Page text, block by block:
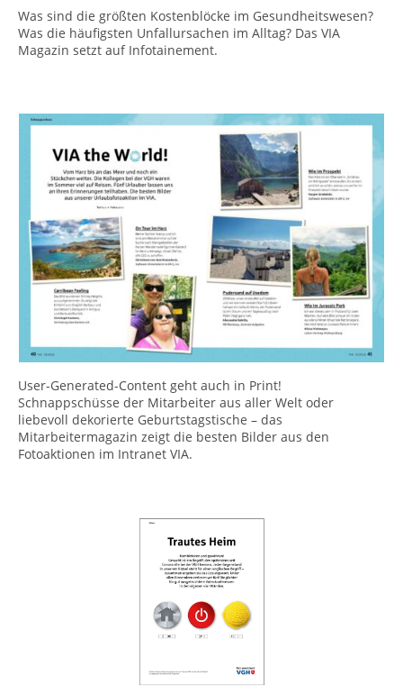
Was sind die größten Kostenblöcke im Gesundheitswesen?
Was die häufigsten Unfallursachen im Alltag? Das VIA
Magazin setzt auf Infotainement.
User-Generated-Content geht auch in Print!
Schnappschüsse der Mitarbeiter aus aller Welt oder
liebevoll dekorierte Geburtstagstische – das
Mitarbeitermagazin zeigt die besten Bilder aus den
Fotoaktionen im Intranet VIA.